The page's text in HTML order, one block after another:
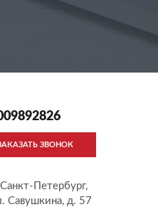
ЗВОНОК
Санкт-Петербург,
Савушкина, д. 57